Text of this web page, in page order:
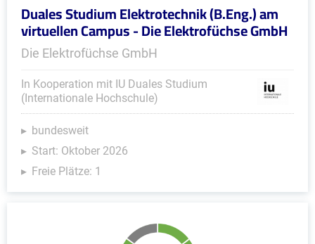
Duales Studium Elektrotechnik (B.Eng.) am
virtuellen Campus - Die Elektrofüchse GmbH
Die Elektrofüchse GmbH
In Kooperation mit IU Duales Studium
(Internationale Hochschule)
bundesweit
Start: Oktober 2026
Freie Plätze: 1